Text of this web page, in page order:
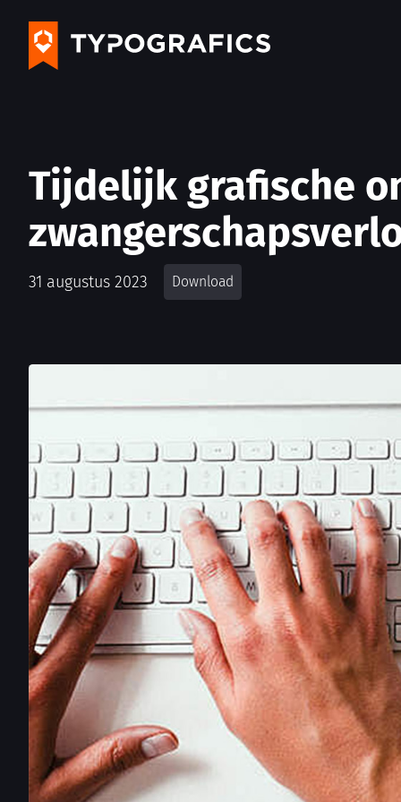
Tijdelijk grafische
31 augustus 2023 Download